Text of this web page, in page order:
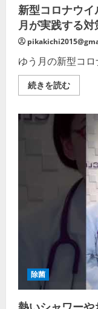
い
新型コロナウ
月が実践する対
ゆう月の新型コ
続きを読む新
型
イ
感
染
大
防
止
に
ゆ
月
が
実
践
る
除菌